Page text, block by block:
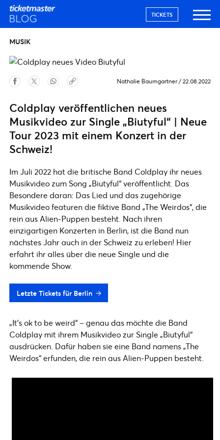
TICKETS
MUSIK
Nathalie Baumgartner / 22.08.2022
Coldplay veröffentlichen neues
Musikvideo zur Single „Biutyful“ | Neue
Tour 2023 mit einem Konzert in der
Schweiz!
Im Juli 2022 hat die britische Band Coldplay ihr neues
Musikvideo zum Song „Biutyful“ veröffentlicht. Das
Besondere daran: Das Lied und das zugehörige
Musikvideo featuren die fiktive Band „The Weirdos“, die
rein aus Alien-Puppen besteht. Nach ihren
einzigartigen Konzerten in Berlin, ist die Band nun
nächstes Jahr auch in der Schweiz zu erleben! Hier
erfahrt ihr alles über die neue Single und die
kommende Show.
Letzte Tickets für Berlin
„It’s ok to be weird“ – genau das möchte die Band
Coldplay mit ihrem Musikvideo zur Single „Biutyful“
ausdrücken. Dafür haben sie eine Band namens „The
Weirdos“ erfunden, die rein aus Alien-Puppen besteht.